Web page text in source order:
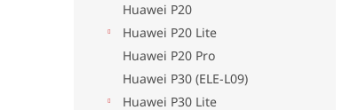
Huawei P20
Huawei P20 Lite
Huawei P20 Pro
Huawei P30 (ELE-L09)
Huawei P30 Lite